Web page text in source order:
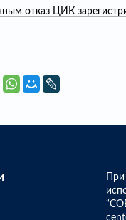
отказ ЦИК